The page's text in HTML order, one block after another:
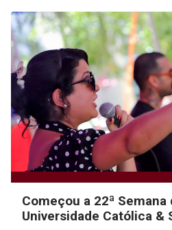
Começou a 22ª
Universidade Católica &